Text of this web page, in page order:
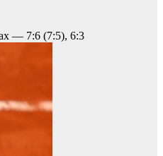
— 7:6 (7:5), 6:3